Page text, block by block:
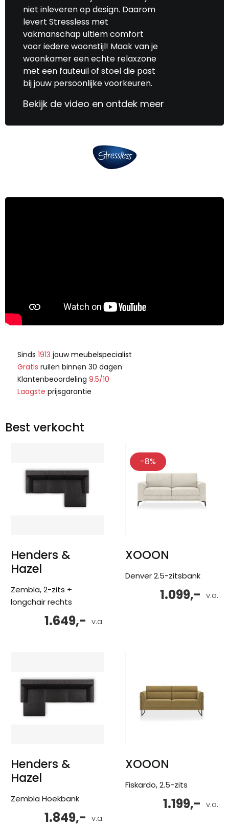
niet inleveren op design. Daarom
levert Stressless met
vakmanschap ultiem comfort
voor iedere woonstijl! Maak van je
woonkamer een echte relaxzone
met een fauteuil of stoel die past
bij jouw persoonlijke voorkeuren.
Bekijk de video en ontdek meer
Sinds 1913 jouwmeubelspecialist
Gratis ruilen binnen 30 dagen
Klantenbeoordeling 9.5/10
Laagste prijsgarantie
Best verkocht
Henders &
Hazel
Zembla, 2-zits +
longchair rechts
v.a.
1.649,-
-8%
XOOON
Denver 2.5-zitsbank
v.a.
1.099,-
Henders &
Hazel
Zembla Hoekbank
v.a.
1.849,-
XOOON
Fiskardo, 2.5-zits
v.a.
1.199,-